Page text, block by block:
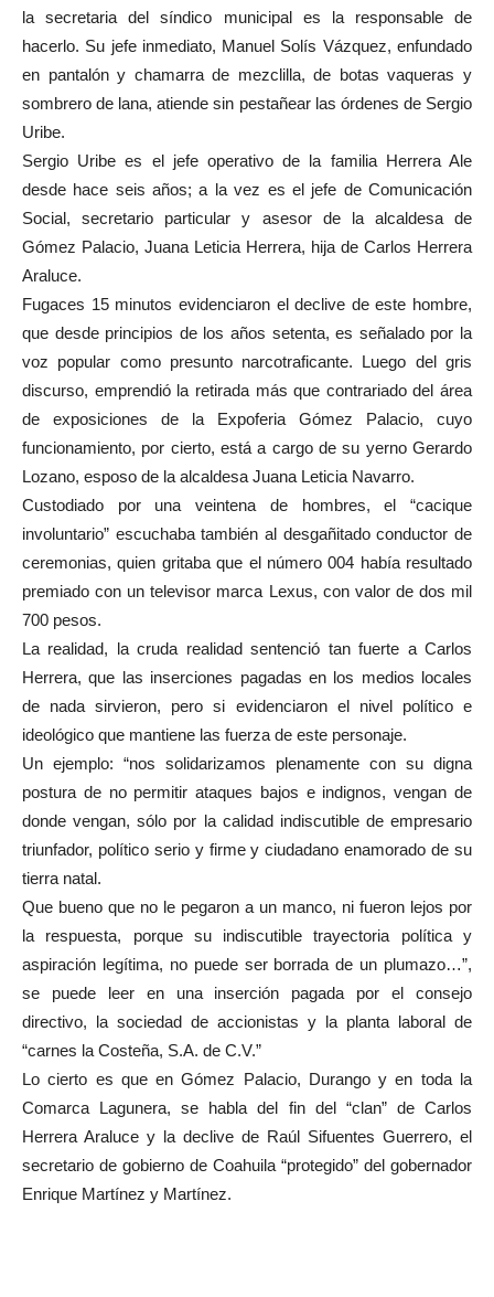
la secretaria del síndico municipal es la responsable de
hacerlo. Su jefe inmediato, Manuel Solís Vázquez, enfundado
en pantalón y chamarra de mezclilla, de botas vaqueras y
sombrero de lana, atiende sin pestañear las órdenes de Sergio
Uribe.
Sergio Uribe es el jefe operativo de la familia Herrera Ale
desde hace seis años; a la vez es el jefe de Comunicación
Social, secretario particular y asesor de la alcaldesa de
Gómez Palacio, Juana Leticia Herrera, hija de Carlos Herrera
Araluce.
Fugaces 15 minutos evidenciaron el declive de este hombre,
que desde principios de los años setenta, es señalado por la
voz popular como presunto narcotraficante. Luego del gris
discurso, emprendió la retirada más que contrariado del área
de exposiciones de la Expoferia Gómez Palacio, cuyo
funcionamiento, por cierto, está a cargo de su yerno Gerardo
Lozano, esposo de la alcaldesa Juana Leticia Navarro.
Custodiado por una veintena de hombres, el “cacique
involuntario” escuchaba también al desgañitado conductor de
ceremonias, quien gritaba que el número 004 había resultado
premiado con un televisor marca Lexus, con valor de dos mil
700 pesos.
La realidad, la cruda realidad sentenció tan fuerte a Carlos
Herrera, que las inserciones pagadas en los medios locales
de nada sirvieron, pero si evidenciaron el nivel político e
ideológico que mantiene las fuerza de este personaje.
Un ejemplo: “nos solidarizamos plenamente con su digna
postura de no permitir ataques bajos e indignos, vengan de
donde vengan, sólo por la calidad indiscutible de empresario
triunfador, político serio y firme y ciudadano enamorado de su
tierra natal.
Que bueno que no le pegaron a un manco, ni fueron lejos por
la respuesta, porque su indiscutible trayectoria política y
aspiración legítima, no puede ser borrada de un plumazo…”,
se puede leer en una inserción pagada por el consejo
directivo, la sociedad de accionistas y la planta laboral de
“carnes la Costeña, S.A. de C.V.”
Lo cierto es que en Gómez Palacio, Durango y en toda la
Comarca Lagunera, se habla del fin del “clan” de Carlos
Herrera Araluce y la declive de Raúl Sifuentes Guerrero, el
secretario de gobierno de Coahuila “protegido” del gobernador
Enrique Martínez y Martínez.